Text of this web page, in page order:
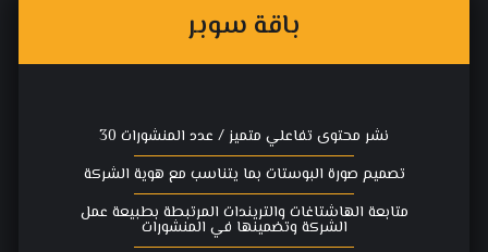
باقة سوبر
نشر محتوى تفاعلي متميز / عدد المنشورات 30
تصميم صورة البوستات بما يتناسب مع هوية الشركة
متابعة الهاشتاغات والتريندات المرتبطة بطبيعة عمل
الشركة وتضمينها في المنشورات